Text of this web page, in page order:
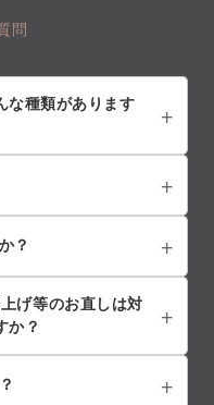
問
な種類があります
？
げ等のお直しは対
か？